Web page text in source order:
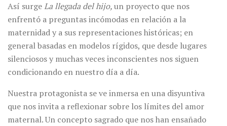
Así surgeLa llegada del hijo,un proyecto que nos
enfrentó a preguntas incómodas en relación a la
maternidad y a sus representaciones históricas; en
general basadas en modelos rígidos, que desde lugares
silenciosos y muchas veces inconscientes nos siguen
condicionando en nuestro día a día.
Nuestra protagonista se ve inmersa en una disyuntiva
que nos invita a reflexionar sobre los límites del amor
maternal. Un concepto sagrado que nos han ensañado